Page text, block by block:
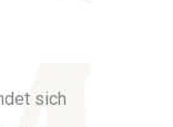
sich